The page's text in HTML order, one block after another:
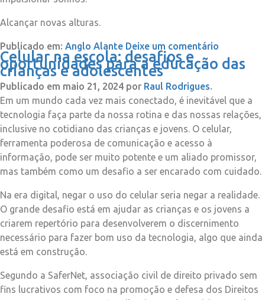
Alcançar novas alturas.
Publicado em: Anglo Alante Deixe um comentário
Celular na escola: desafios e
oportunidades para a educação das
crianças e adolescentes
Publicado em maio 21, 2024 por Raul Rodrigues.
Em um mundo cada vez mais conectado, é inevitável que a
tecnologia faça parte da nossa rotina e das nossas relações,
inclusive no cotidiano das crianças e jovens. O celular,
ferramenta poderosa de comunicação e acesso à
informação, pode ser muito potente e um aliado promissor,
mas também como um desafio a ser encarado com cuidado.
Na era digital, negar o uso do celular seria negar a realidade.
O grande desafio está em ajudar as crianças e os jovens a
criarem repertório para desenvolverem o discernimento
necessário para fazer bom uso da tecnologia, algo que ainda
está em construção.
Segundo a SaferNet, associação civil de direito privado sem
fins lucrativos com foco na promoção e defesa dos Direitos